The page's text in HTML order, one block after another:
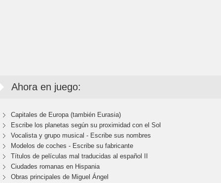
Ahora en juego:
Capitales de Europa (también Eurasia)
Escribe los planetas según su proximidad con el Sol
Vocalista y grupo musical - Escribe sus nombres
Modelos de coches - Escribe su fabricante
Títulos de películas mal traducidas al español II
Ciudades romanas en Hispania
Obras principales de Miguel Ángel